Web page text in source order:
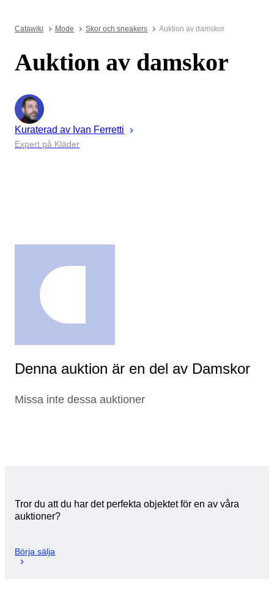
Catawiki Mode Skor och sneakers Auktion av damskor
Auktion av damskor
Kuraterad av Ivan Ferretti
Expert på Kläder
Denna auktion är en del av Damskor
Missa inte dessa auktioner
Tror du att du har det perfekta objektet för en av våra
auktioner?
Börja sälja